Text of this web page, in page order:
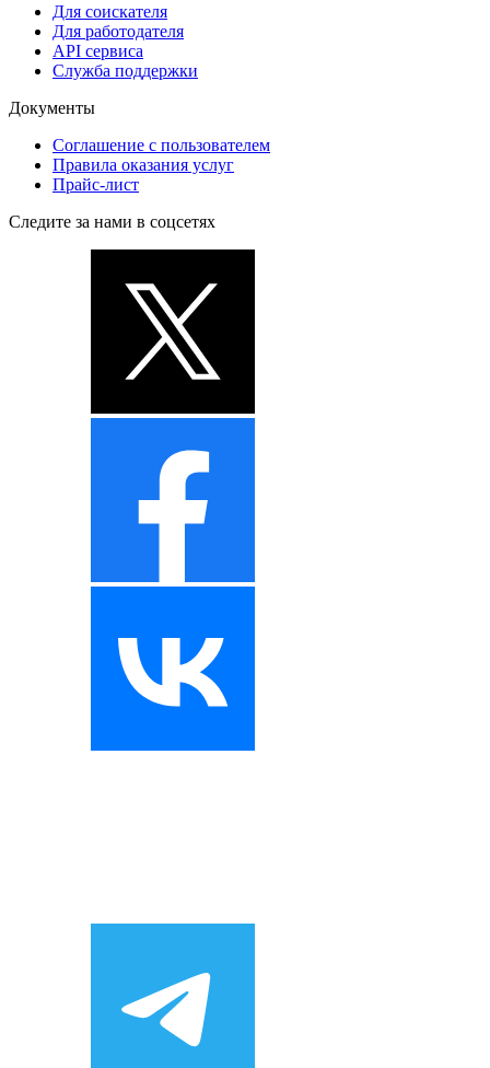
Для соискателя
Для работодателя
API сервиса
Служба поддержки
Документы
Соглашение с пользователем
Правила оказания услуг
Прайс-лист
Следите за нами в соцсетях